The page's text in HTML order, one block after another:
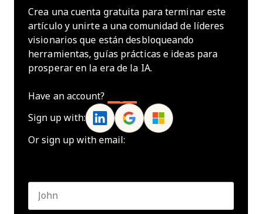
Crea una cuenta gratuita para terminar este
artículo y unirte a una comunidad de líderes
visionarios que están desbloqueando
herramientas, guías prácticas e ideas para
prosperar en la era de la IA.
Have an account?
Sign up with:
Or sign up with email: